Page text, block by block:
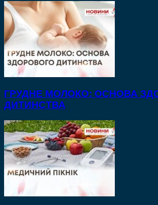
ГРУДНЕ МОЛОКО: ОСНОВА
ДИТИНСТВА